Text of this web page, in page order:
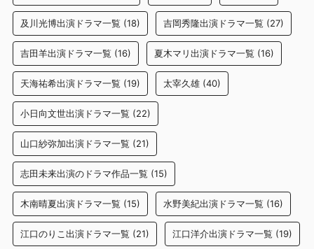
及川光博出演ドラマ一覧 (18) 吉岡秀隆出演ドラマ一覧 (27)
吉田羊出演ドラマ一覧 (16) 夏木マリ出演ドラマ一覧 (16)
天海祐希出演ドラマ一覧 (19) 太宰久雄 (40)
小日向文世出演ドラマ一覧 (22)
山口紗弥加出演ドラマ一覧 (21)
志田未来出演のドラマ作品一覧 (15)
木南晴夏出演ドラマ一覧 (15) 水野美紀出演ドラマ一覧 (16)
江口のりこ出演ドラマ一覧 (21) 江口洋介出演ドラマ一覧 (19)